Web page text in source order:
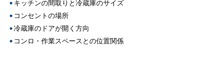
キッチンの間取りと冷蔵庫のサイズ
コンセントの場所
冷蔵庫のドアが開く方向
コンロ・作業スペースとの位置関係